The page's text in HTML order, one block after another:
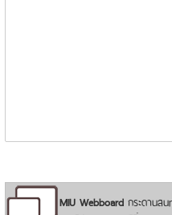
MIU Webboard กระดานส